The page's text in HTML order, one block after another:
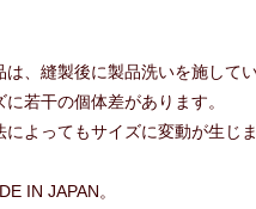
、縫製後に製品洗いを施して
若干の個体差があります。
よってもサイズに変動が生じ
IN JAPAN。